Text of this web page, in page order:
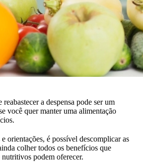
a despensa pode ser um
você quer manter uma alimentação
orientações, é possível descomplicar as
colher todos os benefícios que
podem oferecer.